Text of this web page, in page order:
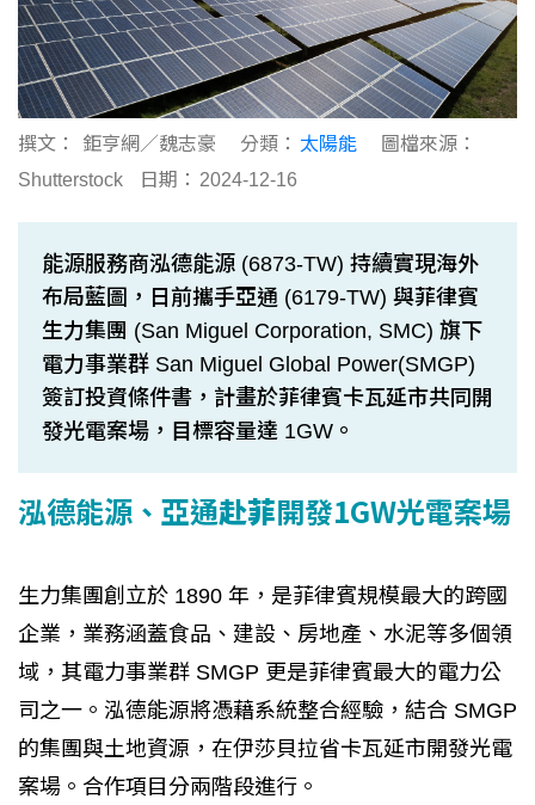
撰文： 鉅亨網／魏志豪 分類： 太陽能
圖檔來源：
Shutterstock
日期： 2024-12-16
能源服務商泓德能源 (6873-TW) 持續實現海外
布局藍圖，日前攜手亞通 (6179-TW) 與菲律賓
生力集團 (San Miguel Corporation, SMC) 旗下
電力事業群 San Miguel Global Power(SMGP)
簽訂投資條件書，計畫於菲律賓卡瓦延市共同開
發光電案場，目標容量達 1GW。
泓德能源、亞通赴菲開發1GW光電案場
生力集團創立於 1890 年，是菲律賓規模最大的跨國
企業，業務涵蓋食品、建設、房地產、水泥等多個領
域，其電力事業群 SMGP 更是菲律賓最大的電力公
司之一。泓德能源將憑藉系統整合經驗，結合 SMGP
的集團與土地資源，在伊莎貝拉省卡瓦延市開發光電
案場。合作項目分兩階段進行。